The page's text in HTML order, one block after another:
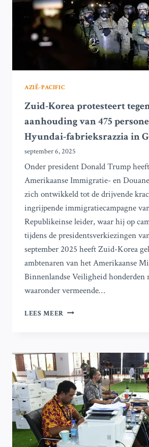
AZIË-PACIFIC
Zuid-Korea protesteert
aanhouding van 475
Hyundai-fabrieksrazzia in
september 6, 2025
Onder president Donald Trump
Amerikaanse Immigratie- en
zich ontwikkeld tot de drijvende
ingrijpende immigratiecampagne
Republikeinse leider, waar hij op
tijdens de presidentsverkiezingen
september 2025 heeft Zuid-Korea
ambtenaren van het Amerikaanse
Binnenlandse Veiligheid honderden
waaronder vermeende…
LEES MEER ZUID-
AANHOUDING
VAN
475
PERSONEN
BIJ
HYUNDAI-
FABRIEKSRAZZIA
IN
GEORGIA